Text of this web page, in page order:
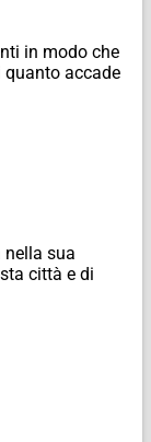
in modo che
accade
nella sua
città e di